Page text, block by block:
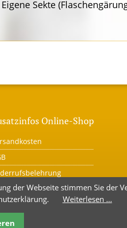
Eigene Sekte
Online-Shop
widerrufen
der Webseite stimmen Sie der
Weiterlesen …